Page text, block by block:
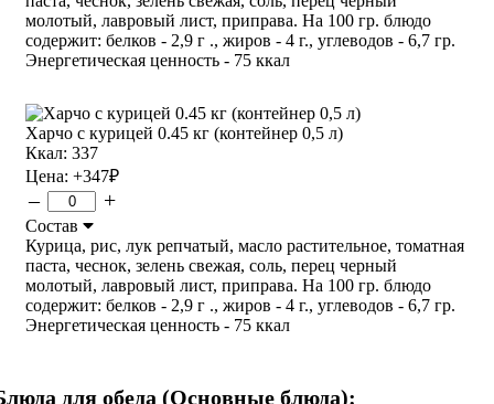
молотый, лавровый лист, приправа. На 100 гр. блюдо
содержит: белков - 2,9 г ., жиров - 4 г., углеводов - 6,7 гр.
Энергетическая ценность - 75 ккал
Харчо с курицей 0.45 кг (контейнер 0,5 л)
Ккал: 337
Цена: +347₽
– +
Состав
Курица, рис, лук репчатый, масло растительное, томатная
паста, чеснок, зелень свежая, соль, перец черный
молотый, лавровый лист, приправа. На 100 гр. блюдо
содержит: белков - 2,9 г ., жиров - 4 г., углеводов - 6,7 гр.
Энергетическая ценность - 75 ккал
для обеда (Основные блюда):